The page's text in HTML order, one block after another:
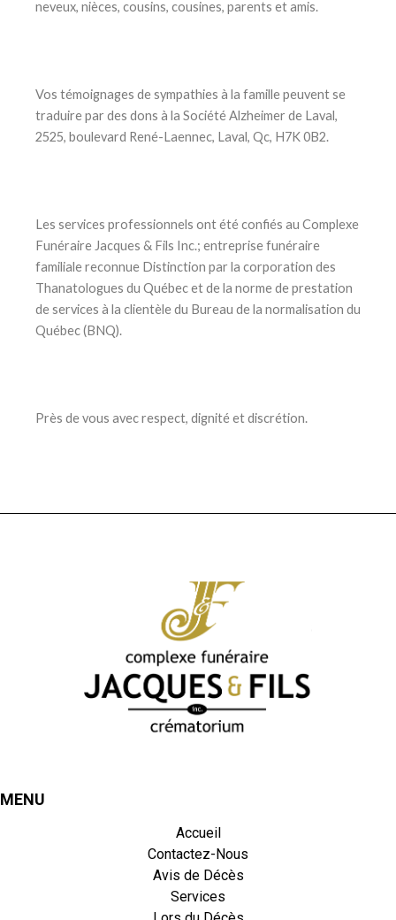
neveux, nièces, cousins, cousines, parents et amis.
Vos témoignages de sympathies à la famille peuvent se
traduire par des dons à la Société Alzheimer de Laval,
2525, boulevard René-Laennec, Laval, Qc, H7K 0B2.
Les services professionnels ont été confiés au Complexe
Funéraire Jacques & Fils Inc.; entreprise funéraire
familiale reconnue Distinction par la corporation des
Thanatologues du Québec et de la norme de prestation
de services à la clientèle du Bureau de la normalisation du
Québec (BNQ).
Près de vous avec respect, dignité et discrétion.
MENU
Accueil
Contactez-Nous
Avis de Décès
Services